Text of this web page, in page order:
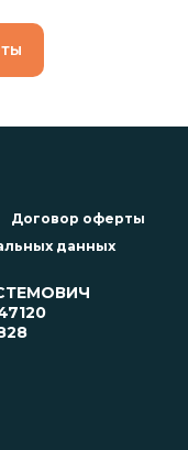
Договор оферты
данных